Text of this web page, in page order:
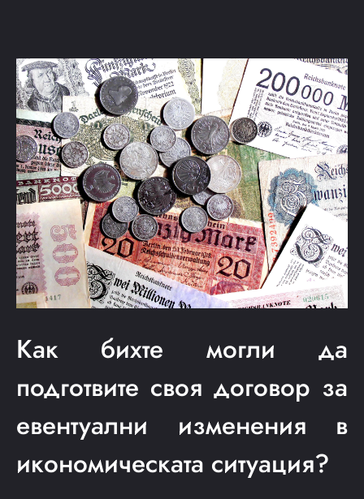
Как бихте могли да
подготвите своя договор за
евентуални изменения в
икономическата ситуация?